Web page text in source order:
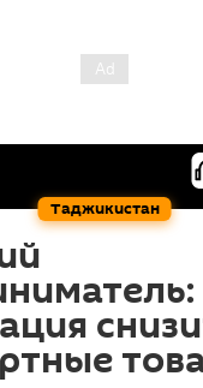
Таджикистан